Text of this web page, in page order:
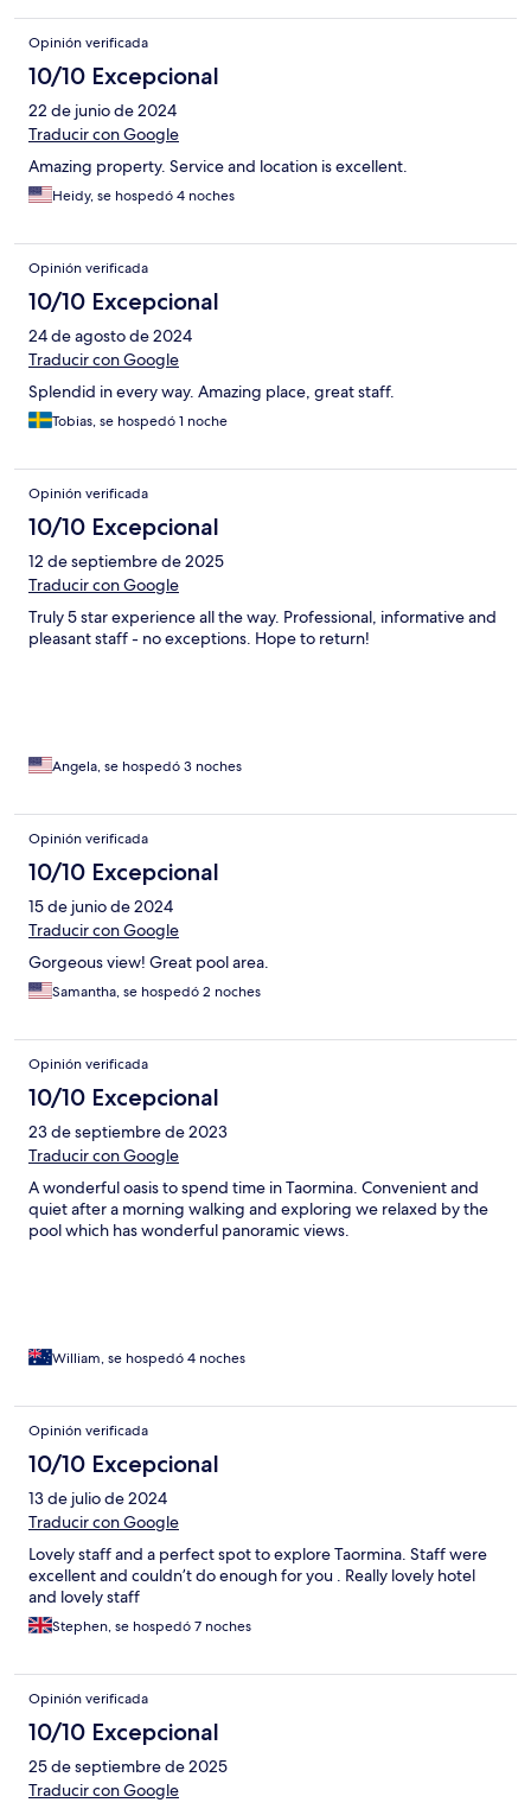
Opinión verificada
10/10 Excepcional
22 de junio de 2024
Traducir con Google
Amazing property. Service and location is excellent.
Heidy, se hospedó 4 noches
Opinión verificada
10/10 Excepcional
24 de agosto de 2024
Traducir con Google
Splendid in every way. Amazing place, great staff.
Tobias, se hospedó 1 noche
Opinión verificada
10/10 Excepcional
12 de septiembre de 2025
Traducir con Google
Truly 5 star experience all the way. Professional, informative and
pleasant staff - no exceptions. Hope to return!
Angela, se hospedó 3 noches
Opinión verificada
10/10 Excepcional
15 de junio de 2024
Traducir con Google
Gorgeous view! Great pool area.
Samantha, se hospedó 2 noches
Opinión verificada
10/10 Excepcional
23 de septiembre de 2023
Traducir con Google
A wonderful oasis to spend time in Taormina. Convenient and
quiet after a morning walking and exploring we relaxed by the
pool which has wonderful panoramic views.
William, se hospedó 4 noches
Opinión verificada
10/10 Excepcional
13 de julio de 2024
Traducir con Google
Lovely staff and a perfect spot to explore Taormina. Staff were
excellent and couldn’t do enough for you . Really lovely hotel
and lovely staff
Stephen, se hospedó 7 noches
Opinión verificada
10/10 Excepcional
25 de septiembre de 2025
Traducir con Google